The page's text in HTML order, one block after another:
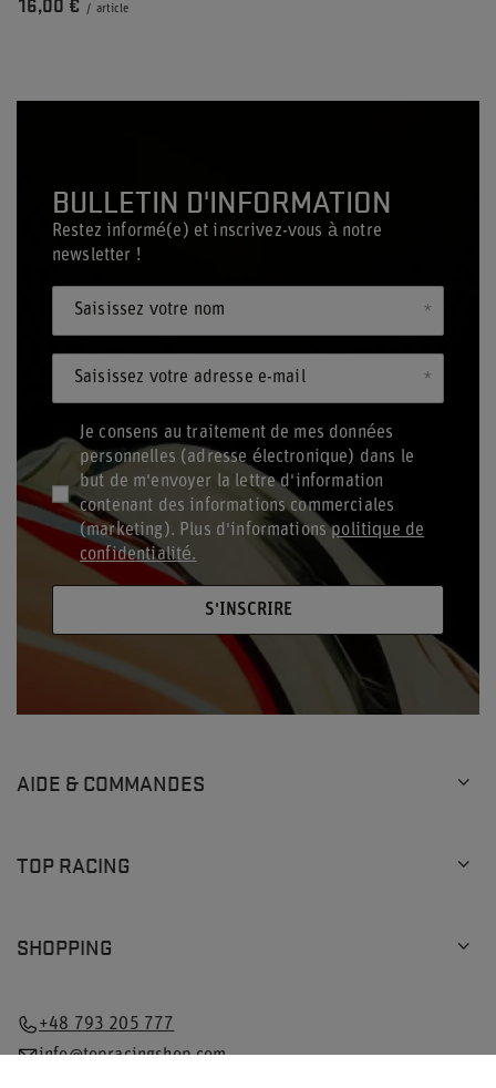
16,00 € / article
BULLETIN D'INFORMATION
Restez informé(e) et inscrivez-vous à notre
newsletter !
Saisissez votre nom
Saisissez votre adresse e-mail
Je consens au traitement de mes données
personnelles (adresse électronique) dans le
but de m'envoyer la lettre d'information
contenant des informations commerciales
(marketing). Plus d'informationspolitique de
confidentialité.
S'INSCRIRE
AIDE & COMMANDES
TOP RACING
SHOPPING
+48 793 205 777
info@topracingshop.com